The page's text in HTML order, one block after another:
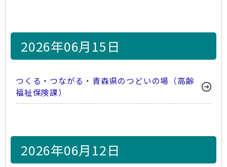
2026年06月15日
つくる・つながる・青森県のつどいの場（高齢
福祉保険課）
2026年06月12日